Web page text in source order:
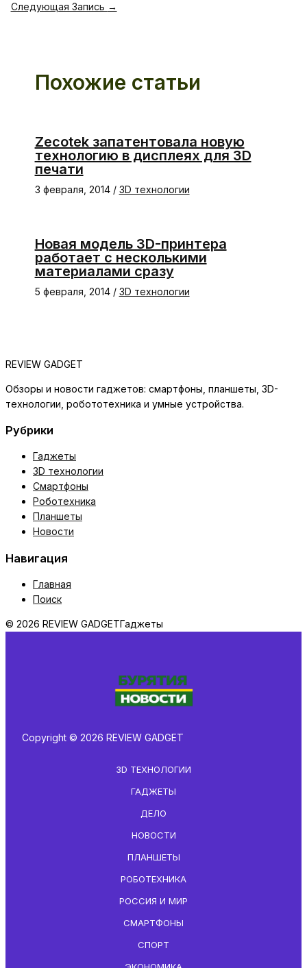
Следующая Запись →
Похожие статьи
Zecotek запатентовала новую
технологию в дисплеях для 3D
печати
3 февраля, 2014 / 3D технологии
Новая модель 3D-принтера
работает с несколькими
материалами сразу
5 февраля, 2014 / 3D технологии
REVIEW GADGET
Обзоры и новости гаджетов: смартфоны, планшеты, 3D-
технологии, робототехника и умные устройства.
Рубрики
Гаджеты
3D технологии
Смартфоны
Роботехника
Планшеты
Новости
Навигация
Главная
Поиск
© 2026 REVIEW GADGETГаджеты
Copyright © 2026 REVIEW GADGET
3D ТЕХНОЛОГИИ
ГАДЖЕТЫ
ДЕЛО
НОВОСТИ
ПЛАНШЕТЫ
РОБОТЕХНИКА
РОССИЯ И МИР
СМАРТФОНЫ
СПОРТ